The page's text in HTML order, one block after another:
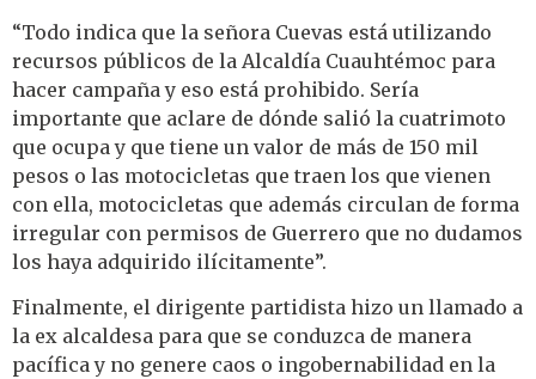
“Todo indica que la señora Cuevas está utilizando
recursos públicos de la Alcaldía Cuauhtémoc para
hacer campaña y eso está prohibido. Sería
importante que aclare de dónde salió la cuatrimoto
que ocupa y que tiene un valor de más de 150 mil
pesos o las motocicletas que traen los que vienen
con ella, motocicletas que además circulan de forma
irregular con permisos de Guerrero que no dudamos
los haya adquirido ilícitamente”.
Finalmente, el dirigente partidista hizo un llamado a
la ex alcaldesa para que se conduzca de manera
pacífica y no genere caos o ingobernabilidad en la